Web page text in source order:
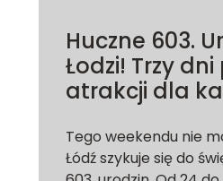
Huczne 603.
Łodzi! Trzy dni
atrakcji dla
Tego weekendu nie
Łódź szykuje się do